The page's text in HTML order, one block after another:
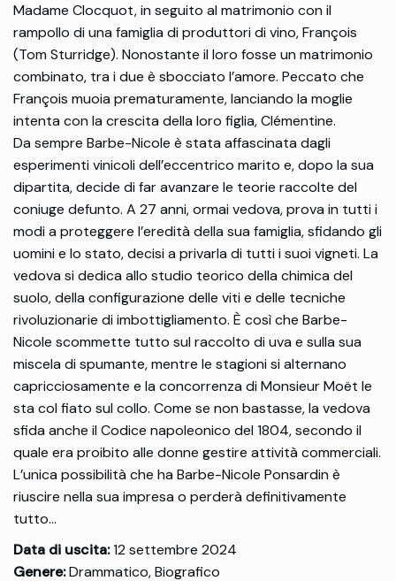
Madame Clocquot, in seguito al matrimonio con il
rampollo di una famiglia di produttori di vino, François
(Tom Sturridge). Nonostante il loro fosse un matrimonio
combinato, tra i due è sbocciato l’amore. Peccato che
François muoia prematuramente, lanciando la moglie
intenta con la crescita della loro figlia, Clémentine.
Da sempre Barbe-Nicole è stata affascinata dagli
esperimenti vinicoli dell’eccentrico marito e, dopo la sua
dipartita, decide di far avanzare le teorie raccolte del
coniuge defunto. A 27 anni, ormai vedova, prova in tutti i
modi a proteggere l’eredità della sua famiglia, sfidando gli
uomini e lo stato, decisi a privarla di tutti i suoi vigneti. La
vedova si dedica allo studio teorico della chimica del
suolo, della configurazione delle viti e delle tecniche
rivoluzionarie di imbottigliamento. È così che Barbe-
Nicole scommette tutto sul raccolto di uva e sulla sua
miscela di spumante, mentre le stagioni si alternano
capricciosamente e la concorrenza di Monsieur Moët le
sta col fiato sul collo. Come se non bastasse, la vedova
sfida anche il Codice napoleonico del 1804, secondo il
quale era proibito alle donne gestire attività commerciali.
L’unica possibilità che ha Barbe-Nicole Ponsardin è
riuscire nella sua impresa o perderà definitivamente
tutto…
Data di uscita:12 settembre 2024
Genere:Drammatico, Biografico